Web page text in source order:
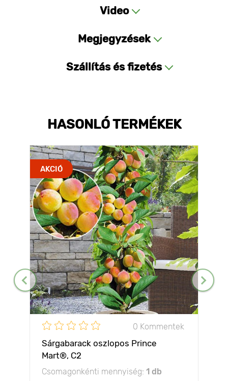
Video
Megjegyzések
Szállítás és fizetés
HASONLÓ TERMÉKEK
AKCIÓ
0 Kommentek
Sárgabarack oszlopos Prince
Mart®, C2
Csomagonkénti mennyiség: 1 db